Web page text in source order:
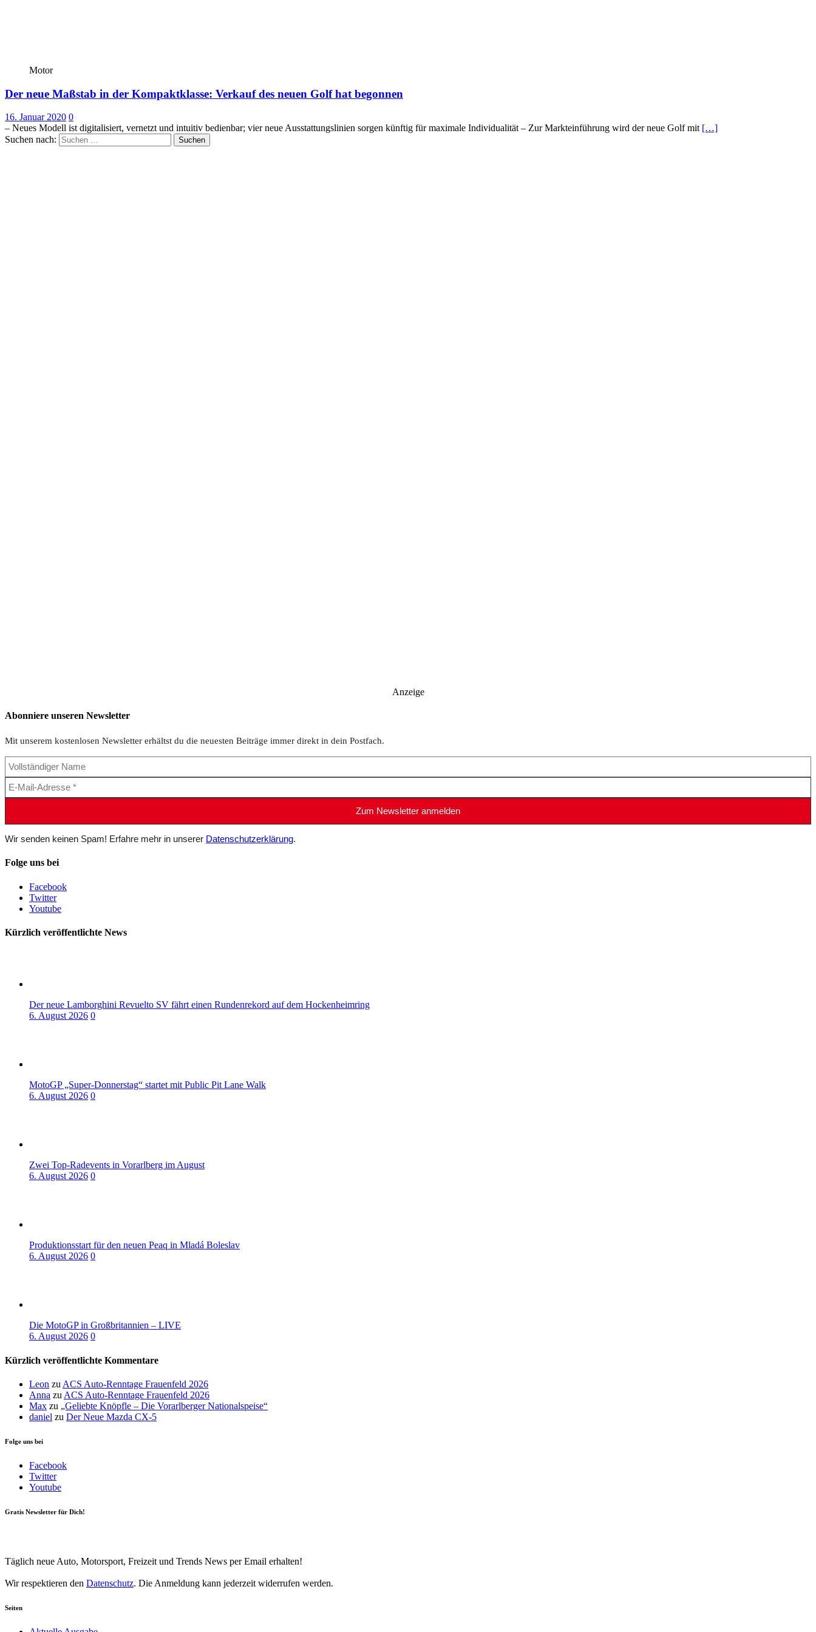
Motor
Der neue Maßstab in der Kompaktklasse: Verkauf des neuen Golf hat begonnen
16. Januar 2020 0
– Neues Modell ist digitalisiert, vernetzt und intuitiv bedienbar; vier neue Ausstattungslinien sorgen künftig für maximale Individualität – Zur Markteinführung wird der neue Golf mit […]
Suchen nach:
Anzeige
Abonniere unseren Newsletter
Mit unserem kostenlosen Newsletter erhältst du die neuesten Beiträge immer direkt in dein Postfach.
Wir senden keinen Spam! Erfahre mehr in unserer Datenschutzerklärung.
Folge uns bei
Facebook
Twitter
Youtube
Kürzlich veröffentlichte News
Der neue Lamborghini Revuelto SV fährt einen Rundenrekord auf dem Hockenheimring
6. August 2026 0
MotoGP „Super-Donnerstag“ startet mit Public Pit Lane Walk
6. August 2026 0
Zwei Top-Radevents in Vorarlberg im August
6. August 2026 0
Produktionsstart für den neuen Peaq in Mladá Boleslav
6. August 2026 0
Die MotoGP in Großbritannien – LIVE
6. August 2026 0
Kürzlich veröffentlichte Kommentare
Leon zu ACS Auto-Renntage Frauenfeld 2026
Anna zu ACS Auto-Renntage Frauenfeld 2026
Max zu „Geliebte Knöpfle – Die Vorarlberger Nationalspeise“
daniel zu Der Neue Mazda CX-5
Folge uns bei
Facebook
Twitter
Youtube
Gratis Newsletter für Dich!
Täglich neue Auto, Motorsport, Freizeit und Trends News per Email erhalten!
Wir respektieren den Datenschutz. Die Anmeldung kann jederzeit widerrufen werden.
Seiten